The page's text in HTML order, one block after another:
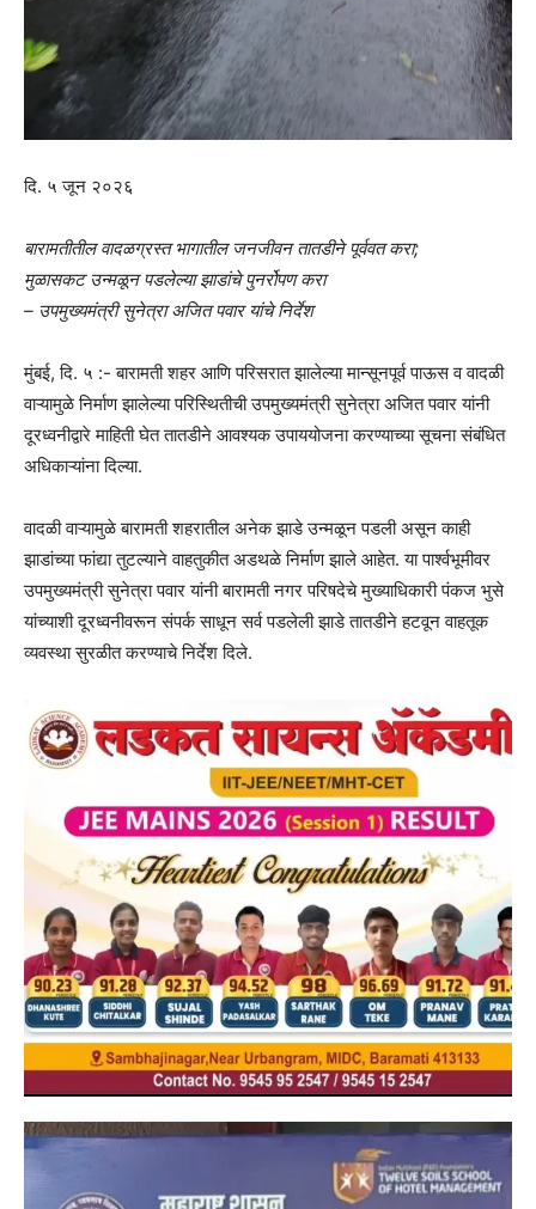
दि. ५ जून २०२६
बारामतीतील वादळग्रस्त भागातील जनजीवन तातडीने पूर्ववत करा;
मुळासकट उन्मळून पडलेल्या झाडांचे पुनर्रोपण करा
– उपमुख्यमंत्री सुनेत्रा अजित पवार यांचे निर्देश
मुंबई, दि. ५ :- बारामती शहर आणि परिसरात झालेल्या मान्सूनपूर्व पाऊस व वादळी
वाऱ्यामुळे निर्माण झालेल्या परिस्थितीची उपमुख्यमंत्री सुनेत्रा अजित पवार यांनी
दूरध्वनीद्वारे माहिती घेत तातडीने आवश्यक उपाययोजना करण्याच्या सूचना संबंधित
अधिकाऱ्यांना दिल्या.
वादळी वाऱ्यामुळे बारामती शहरातील अनेक झाडे उन्मळून पडली असून काही
झाडांच्या फांद्या तुटल्याने वाहतुकीत अडथळे निर्माण झाले आहेत. या पार्श्वभूमीवर
उपमुख्यमंत्री सुनेत्रा पवार यांनी बारामती नगर परिषदेचे मुख्याधिकारी पंकज भुसे
यांच्याशी दूरध्वनीवरून संपर्क साधून सर्व पडलेली झाडे तातडीने हटवून वाहतूक
व्यवस्था सुरळीत करण्याचे निर्देश दिले.